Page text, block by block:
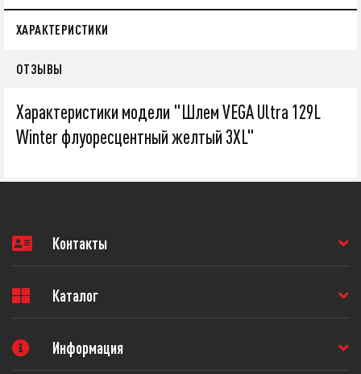
ХАРАКТЕРИСТИКИ
ОТЗЫВЫ
Характеристики модели "Шлем VEGA Ultra 129L
Winter флуоресцентный желтый 3XL"
Контакты
Каталог
Информация